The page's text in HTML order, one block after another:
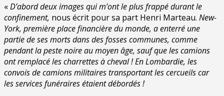
«D’abord deux images qui m’ont le plus frappé durant le
confinement, nous écrit pour sa part Henri Marteau. New-
York, première place financière du monde, a enterré une
partie de ses morts dans des fosses communes, comme
pendant la peste noire au moyen âge, sauf que les camions
ont remplacé les charrettes à cheval !En Lombardie, les
convois de camions militaires transportant les cercueils car
les services funéraires étaient débordés !